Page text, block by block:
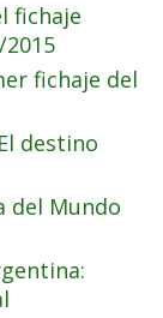
fichaje
fichaje del
destino
del Mundo